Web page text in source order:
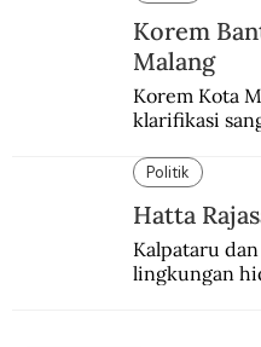
Korem
Malang
Korem Kota
klarifikasi
Malang.
Politik
Hatta
Kalpataru
lingkungan